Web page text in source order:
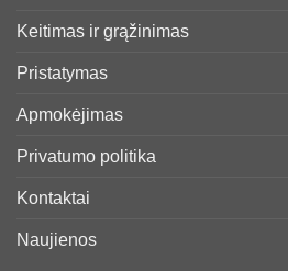
Keitimas ir grąžinimas
Pristatymas
Apmokėjimas
Privatumo politika
Kontaktai
Naujienos